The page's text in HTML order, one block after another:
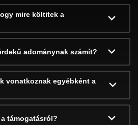
mire költitek a
adománynak számít?
vonatkoznak egyébként a
támogatásról?